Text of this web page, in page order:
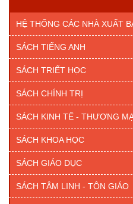
HỆ THỐNG CÁC NHÀ XUẤT
SÁCH TIẾNG ANH
SÁCH TRIẾT HỌC
SÁCH CHÍNH TRỊ
SÁCH KINH TẾ - THƯƠNG
SÁCH KHOA HỌC
SÁCH GIÁO DỤC
SÁCH TÂM LINH - TÔN GIÁO